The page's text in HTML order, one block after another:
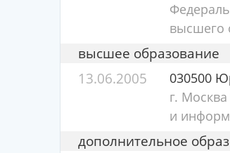
высшего
высшее образование
13.06.2005
030500
г.
и
дополнительное